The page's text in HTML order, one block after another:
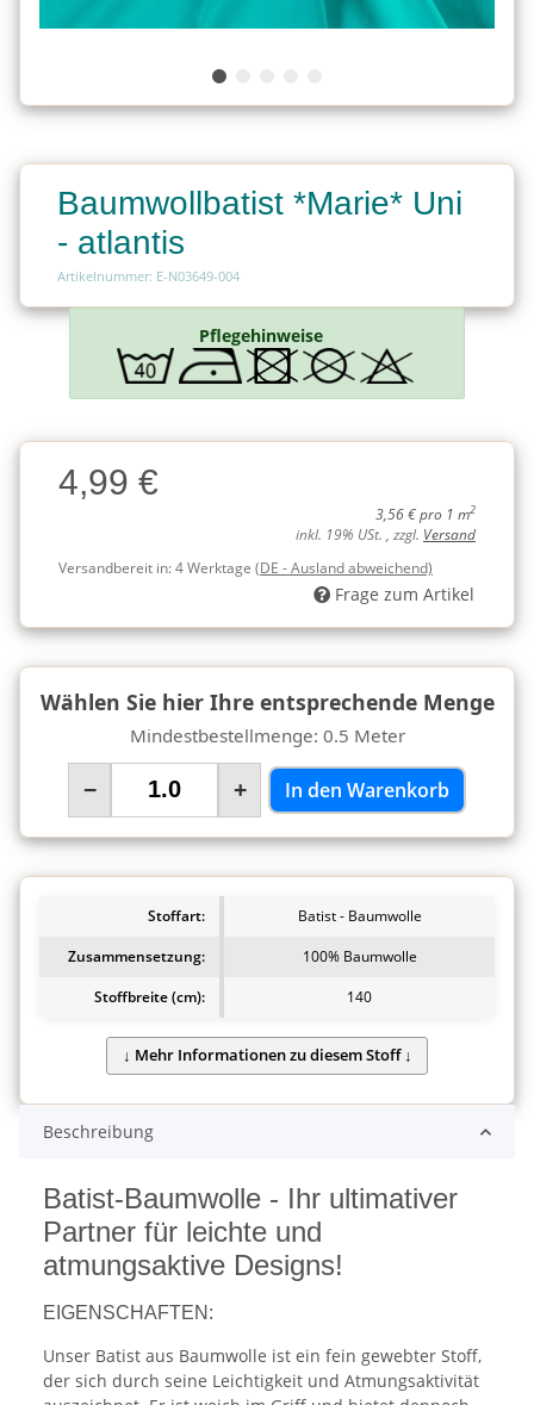
Baumwollbatist *Marie* Uni
- atlantis
Artikelnummer: E-N03649-004
Pflegehinweise
Charge
Charge4,99 €
3,56 € pro 1 m2
inkl. 19% USt. , zzgl. Versand
Versandbereit in:4 Werktage (DE - Ausland abweichend)
Frage zum Artikel
Wählen Sie hier Ihre entsprechende Menge
Mindestbestellmenge: 0.5 Meter
− + In den Warenkorb
Stoffart:
Batist - Baumwolle
Zusammensetzung:
100% Baumwolle
Stoffbreite (cm):
140
Beschreibung
Batist-Baumwolle - Ihr ultimativer
Partner für leichte und
atmungsaktive Designs!
EIGENSCHAFTEN:
Unser Batist aus Baumwolle ist ein fein gewebter Stoff,
der sich durch seine Leichtigkeit und Atmungsaktivität